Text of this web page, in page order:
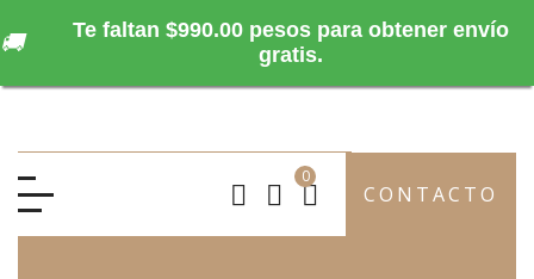
0
CONTACTO
🚚
Te faltan $990.00 pesos para obtener envío
gratis.